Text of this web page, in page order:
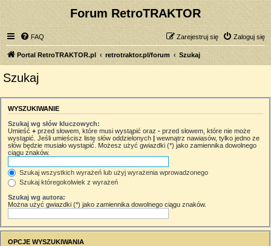
Forum RetroTRAKTOR
FAQ Zaloguj się
Zarejestruj się
Portal RetroTRAKTOR.pl retrotraktor.pl/forum Szukaj
Szukaj
WYSZUKIWANIE
Szukaj wg słów kluczowych:
Umieść + przed słowem, które musi wystąpić oraz - przed słowem, które nie może
wystąpić. Jeśli umieścisz listę słów oddzielonych | wewnątrz nawiasów, tylko jedno ze
słów będzie musiało wystąpić. Możesz użyć gwiazdki (*) jako zamiennika dowolnego
ciągu znaków.
Szukaj wszystkich wyrażeń lub użyj wyrażenia wprowadzonego
Szukaj któregokolwiek z wyrażeń
Szukaj wg autora:
Można użyć gwiazdki (*) jako zamiennika dowolnego ciągu znaków.
OPCJE WYSZUKIWANIA